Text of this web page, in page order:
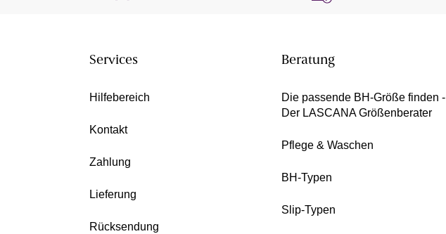
Services
Hilfebereich
Kontakt
Zahlung
Lieferung
Rücksendung
Beratung
Die passende BH-Größe finden -
Der LASCANA Größenberater
Pflege & Waschen
BH-Typen
Slip-Typen